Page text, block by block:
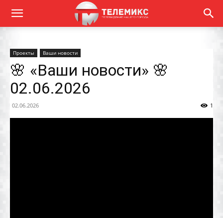
Проекты Ваши новости
🌸 «Ваши новости» 🌸
02.06.2026
02.06.2026 1